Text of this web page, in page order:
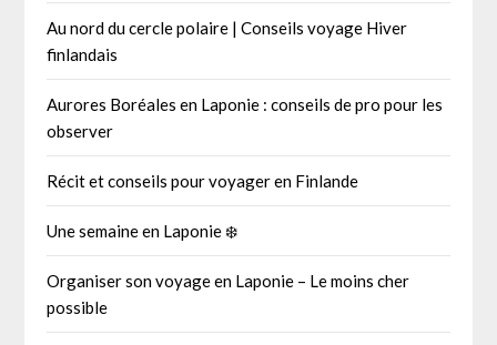
Au nord du cercle polaire | Conseils voyage Hiver
finlandais
Aurores Boréales en Laponie : conseils de pro pour les
observer
Récit et conseils pour voyager en Finlande
Une semaine en Laponie ❄️
Organiser son voyage en Laponie – Le moins cher
possible